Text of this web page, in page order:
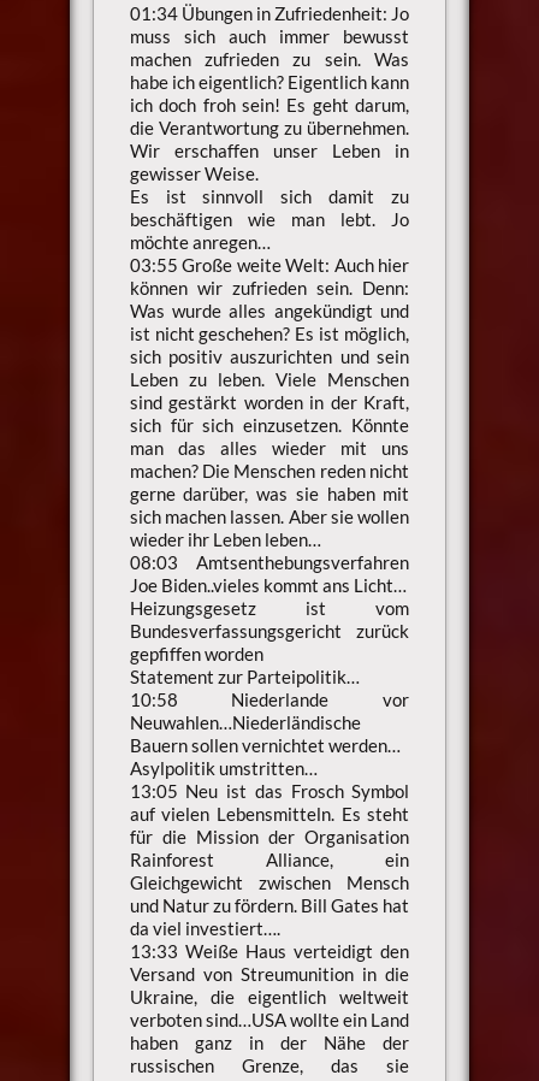
01:34 Übungen in Zufriedenheit: Jo
muss sich auch immer bewusst
machen zufrieden zu sein. Was
habe ich eigentlich? Eigentlich kann
ich doch froh sein! Es geht darum,
die Verantwortung zu übernehmen.
Wir erschaffen unser Leben in
gewisser Weise.
Es ist sinnvoll sich damit zu
beschäftigen wie man lebt. Jo
möchte anregen…
03:55 Große weite Welt: Auch hier
können wir zufrieden sein. Denn:
Was wurde alles angekündigt und
ist nicht geschehen? Es ist möglich,
sich positiv auszurichten und sein
Leben zu leben. Viele Menschen
sind gestärkt worden in der Kraft,
sich für sich einzusetzen. Könnte
man das alles wieder mit uns
machen? Die Menschen reden nicht
gerne darüber, was sie haben mit
sich machen lassen. Aber sie wollen
wieder ihr Leben leben…
08:03 Amtsenthebungsverfahren
Joe Biden..vieles kommt ans Licht…
Heizungsgesetz ist vom
Bundesverfassungsgericht zurück
gepfiffen worden
Statement zur Parteipolitik…
10:58 Niederlande vor
Neuwahlen…Niederländische
Bauern sollen vernichtet werden…
Asylpolitik umstritten…
13:05 Neu ist das Frosch Symbol
auf vielen Lebensmitteln. Es steht
für die Mission der Organisation
Rainforest Alliance, ein
Gleichgewicht zwischen Mensch
und Natur zu fördern. Bill Gates hat
da viel investiert….
13:33 Weiße Haus verteidigt den
Versand von Streumunition in die
Ukraine, die eigentlich weltweit
verboten sind…USA wollte ein Land
haben ganz in der Nähe der
russischen Grenze, das sie